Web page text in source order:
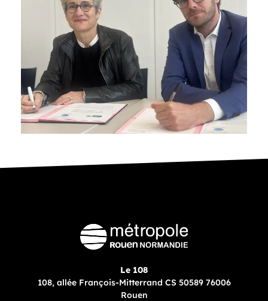
Le 108
108, allée François-Mitterrand CS 50589 76006
Rouen